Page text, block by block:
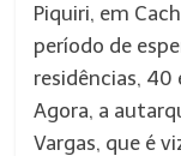
Piquiri, em
período de
residências, 40
Agora, a
Vargas, que é